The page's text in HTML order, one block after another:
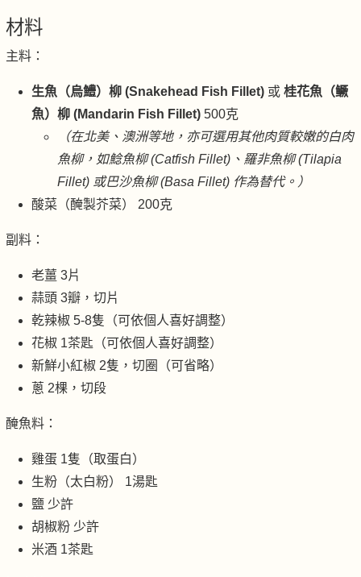
材料
主料：
生魚（烏鱧）柳 (Snakehead Fish Fillet) 或 桂花魚（鳜
魚）柳 (Mandarin Fish Fillet) 500克
（在北美、澳洲等地，亦可選用其他肉質較嫩的白肉
魚柳，如鯰魚柳 (Catfish Fillet)、羅非魚柳 (Tilapia
Fillet) 或巴沙魚柳 (Basa Fillet) 作為替代。）
酸菜（醃製芥菜） 200克
副料：
老薑 3片
蒜頭 3瓣，切片
乾辣椒 5-8隻（可依個人喜好調整）
花椒 1茶匙（可依個人喜好調整）
新鮮小紅椒 2隻，切圈（可省略）
蔥 2棵，切段
醃魚料：
雞蛋 1隻（取蛋白）
生粉（太白粉） 1湯匙
鹽 少許
胡椒粉 少許
米酒 1茶匙